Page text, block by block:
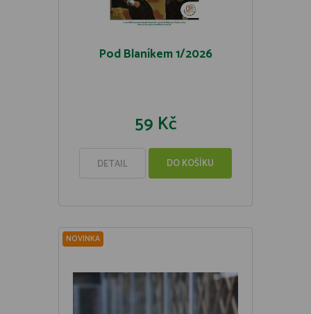
Pod Blaníkem 1/2026
59 Kč
DETAIL DO KOŠÍKU
NOVINKA